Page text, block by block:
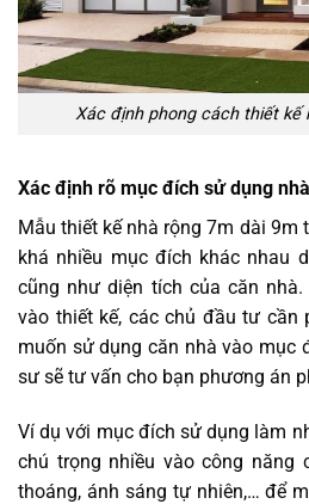
Xác định phong cách thiết kế
Xác định rõ mục đích sử dụng
Mẫu thiết kế nhà rộng 7m dài
khá nhiều mục đích khác nhau
cũng như diện tích của căn
vào thiết kế, các chủ đầu tư cần
muốn sử dụng căn nhà vào mục
sư sẽ tư vấn cho bạn phương án
Ví dụ với mục đích sử dụng làm
chú trọng nhiều vào công năng
thoáng, ánh sáng tự nhiên,… để